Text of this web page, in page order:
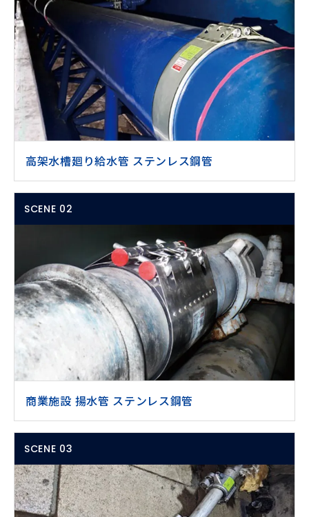
高架水槽廻り給水管 ステンレス鋼管
SCENE 02
商業施設 揚水管 ステンレス鋼管
SCENE 03